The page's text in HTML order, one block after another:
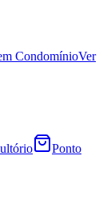
CondomínioVer
Ponto